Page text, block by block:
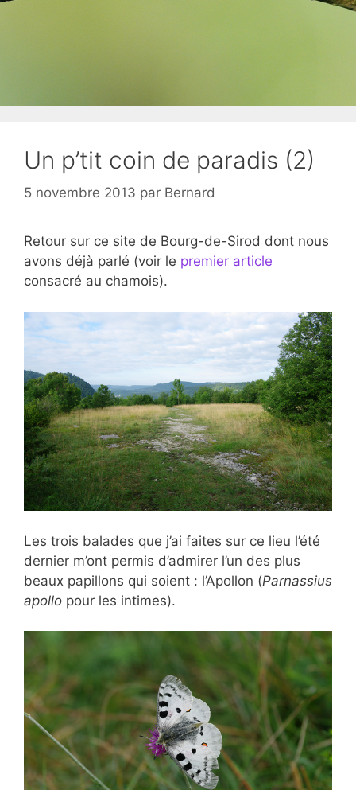
Un p’tit coin de paradis (2)
5 novembre 2013 par Bernard
Retour sur ce site de Bourg-de-Sirod dont nous
avons déjà parlé (voir le premier article
consacré au chamois).
Les trois balades que j’ai faites sur ce lieu l’été
dernier m’ont permis d’admirer l’un des plus
beaux papillons qui soient : l’Apollon (Parnassius
apollo pour les intimes).